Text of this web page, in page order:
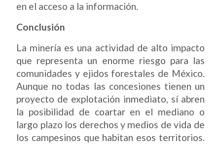
en el acceso a la información.
Conclusión
La minería es una actividad de alto impacto
que representa un enorme riesgo para las
comunidades y ejidos forestales de México.
Aunque no todas las concesiones tienen un
proyecto de explotación inmediato, sí abren
la posibilidad de coartar en el mediano o
largo plazo los derechos y medios de vida de
los campesinos que habitan esos territorios.